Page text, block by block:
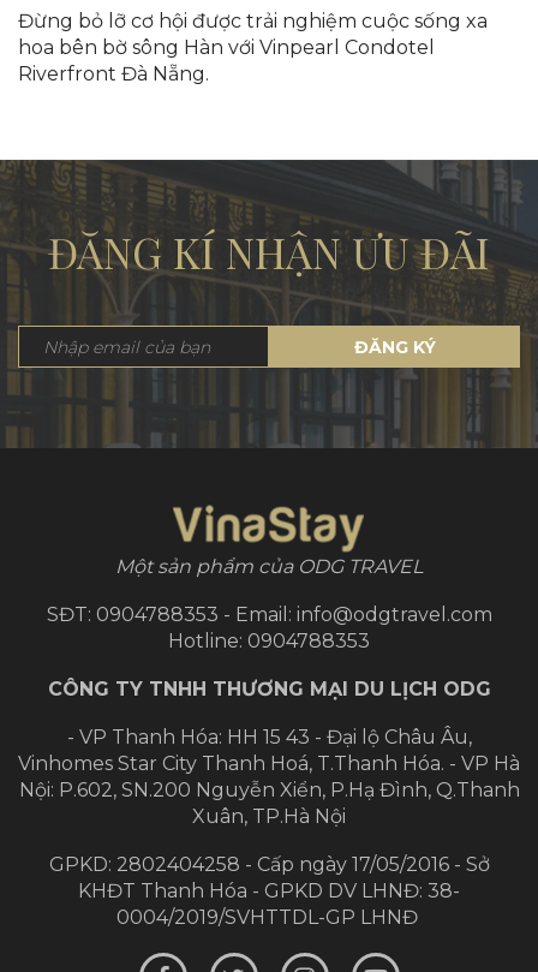
Đừng bỏ lỡ cơ hội được trải nghiệm cuộc sống xa
hoa bên bờ sông Hàn với Vinpearl Condotel
Riverfront Đà Nẵng.
ĐĂNG KÍ NHẬN ƯU ĐÃI
ĐĂNG KÝ
Một sản phẩm của ODG TRAVEL
SĐT: 0904788353 - Email: info@odgtravel.com
Hotline: 0904788353
CÔNG TY TNHH THƯƠNG MẠI DU LỊCH ODG
- VP Thanh Hóa: HH 15 43 - Đại lộ Châu Âu,
Vinhomes Star City Thanh Hoá, T.Thanh Hóa. - VP Hà
Nội: P.602, SN.200 Nguyễn Xiển, P.Hạ Đình, Q.Thanh
Xuân, TP.Hà Nội
GPKD: 2802404258 - Cấp ngày 17/05/2016 - Sở
KHĐT Thanh Hóa - GPKD DV LHNĐ: 38-
0004/2019/SVHTTDL-GP LHNĐ